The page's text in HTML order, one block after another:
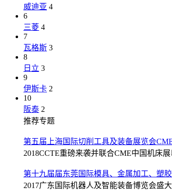
威迪亚 4
6
三菱 4
7
瓦格斯 3
8
日立 3
9
伊斯卡 2
10
阪泰 2
推荐专题
第五届上海国际切削工具及装备展览会
2018CCTE重磅来袭并联合CME中国机床
第十九届届东莞国际模具、金属加工、塑
2017广东国际机器人及智能装备博览会盛